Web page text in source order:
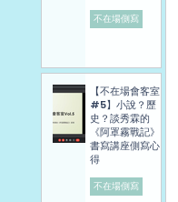
不在場側寫
【不在場會客室
#5】小說？歷
史？談秀霖的
《阿罩霧戰記》
書寫講座側寫心
得
不在場側寫